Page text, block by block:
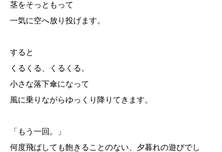
茎をそっともって
一気に空へ放り投げます。
すると
くるくる、くるくる。
小さな落下傘になって
風に乗りながらゆっくり降りてきます。
「もう一回。」
何度飛ばしても飽きることのない、夕暮れの遊びでし